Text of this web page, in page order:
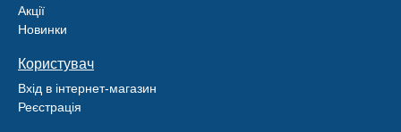
Акції
Новинки
Користувач
Вхід в інтернет-магазин
Реєстрація